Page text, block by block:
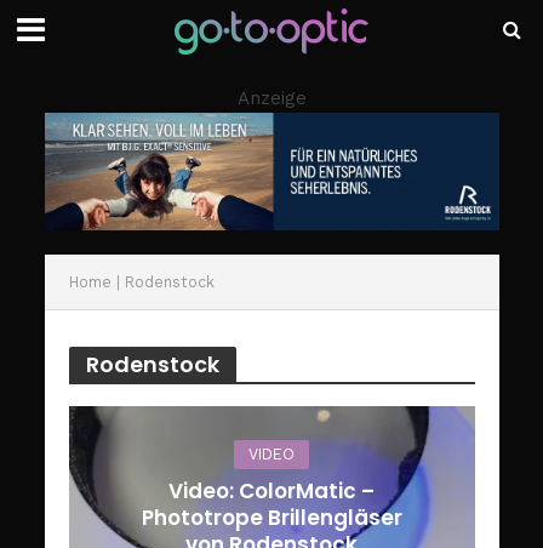
Anzeige
Home | Rodenstock
Rodenstock
VIDEO
Video: ColorMatic –
Phototrope Brillengläser